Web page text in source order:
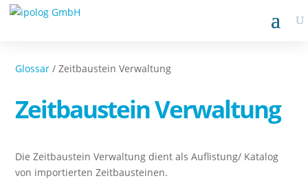
Glossar / Zeitbaustein Verwaltung
Zeitbaustein Verwaltung
Die Zeitbaustein Verwaltung dient als Auflistung/ Katalog
von importierten Zeitbausteinen.